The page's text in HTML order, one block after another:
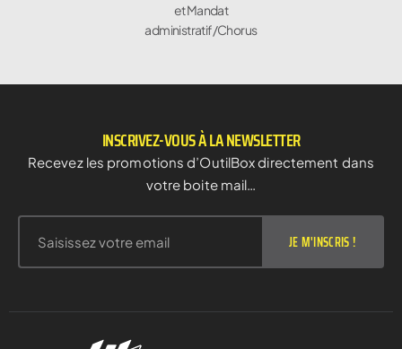
et Mandat
administratif/Chorus
INSCRIVEZ-VOUS À LA NEWSLETTER
Recevez les promotions d’OutilBox directement dans
votre boite mail…
JE M'INSCRIS !